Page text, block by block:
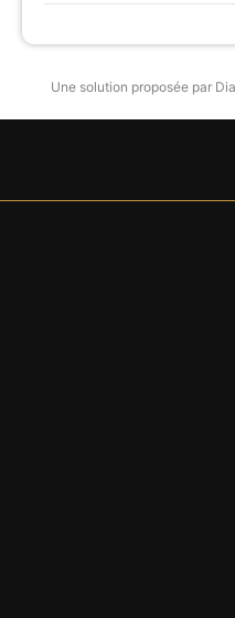
Une solution proposée par